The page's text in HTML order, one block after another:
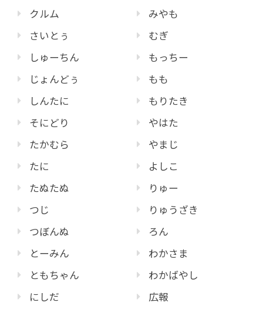
クルム
さいとぅ
しゅーちん
じょんどぅ
しんたに
そにどり
たかむら
たに
たぬたぬ
つじ
つぼんぬ
とーみん
ともちゃん
にしだ
みやも
むぎ
もっちー
もも
もりたき
やはた
やまじ
よしこ
りゅー
りゅうざき
ろん
わかさま
わかばやし
広報